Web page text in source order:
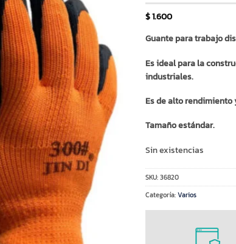
$1.600
Guante para trabajo
Es ideal para la
industriales.
Es de alto
Tamaño estándar.
Sin existencias
SKU:36820
Categoría:Varios